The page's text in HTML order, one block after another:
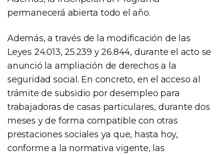
permanecerá abierta todo el año.
Además, a través de la modificación de las
Leyes 24.013, 25.239 y 26.844, durante el acto se
anunció la ampliación de derechos a la
seguridad social. En concreto, en el acceso al
trámite de subsidio por desempleo para
trabajadoras de casas particulares, durante dos
meses y de forma compatible con otras
prestaciones sociales ya que, hasta hoy,
conforme a la normativa vigente, las